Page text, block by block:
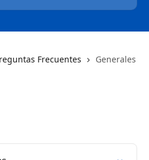
Frecuentes Generales